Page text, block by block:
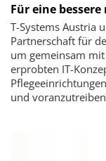
Für eine
T-Systems Austria
Partnerschaft für
um gemeinsam
erprobten IT-
und